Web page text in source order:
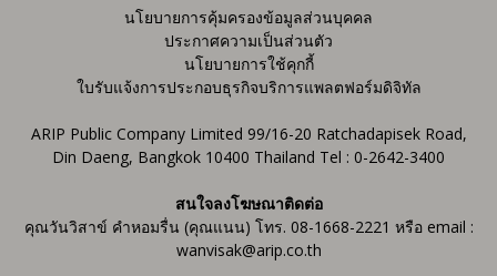
นโยบายการคุ้มครองข้อมูลส่วนบุคคล
ประกาศความเป็นส่วนตัว
นโยบายการใช้คุกกี้
ใบรับแจ้งการประกอบธุรกิจบริการแพลตฟอร์มดิจิทัล
ARIP Public Company Limited 99/16-20 Ratchadapisek Road,
Din Daeng, Bangkok 10400 Thailand Tel : 0-2642-3400
สนใจลงโฆษณาติดต่อ
คุณวันวิสาข์ คำหอมรื่น (คุณแนน) โทร. 08-1668-2221 หรือ email :
wanvisak@arip.co.th